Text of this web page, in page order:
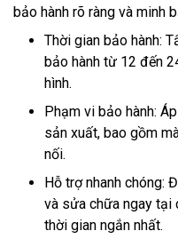
bảo hành rõ ràng và minh
Thời gian bảo hành:
bảo hành từ 12 đến
hình.
Phạm vi bảo hành:
sản xuất, bao gồm
nối.
Hỗ trợ nhanh chóng:
và sửa chữa ngay tại
thời gian ngắn nhất.